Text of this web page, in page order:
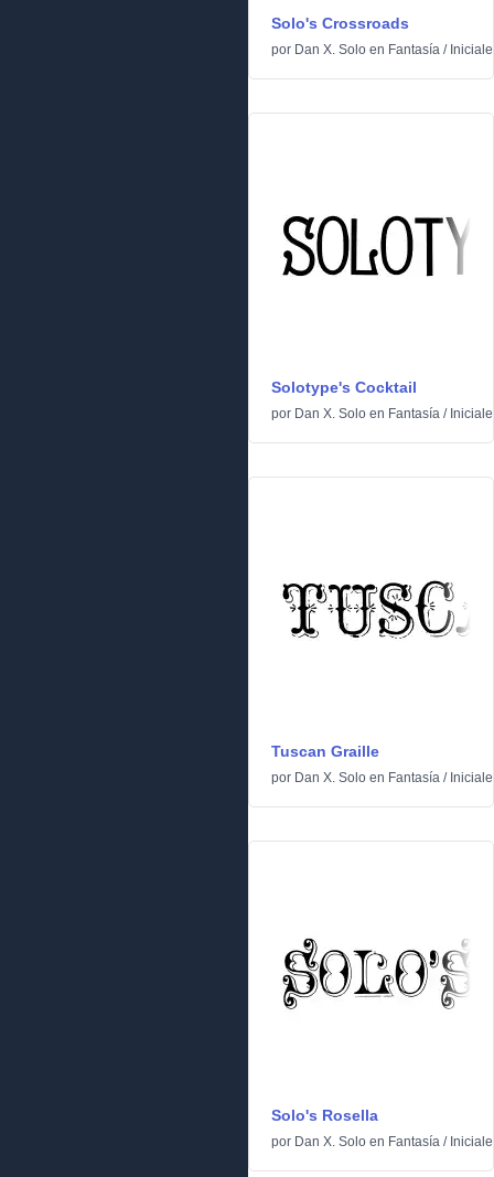
Solo's Crossroads
por Dan X. Solo en Fantasía /
Solotype's Cocktail
por Dan X. Solo en Fantasía /
Tuscan Graille
por Dan X. Solo en Fantasía /
Solo's Rosella
por Dan X. Solo en Fantasía /